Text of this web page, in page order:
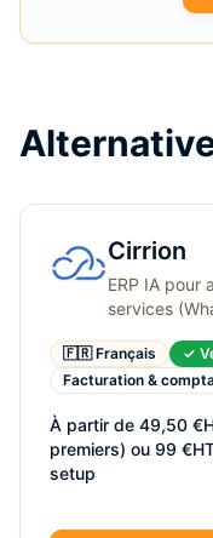
Cirrion
ERP IA pour
services
🇫🇷 Français ✓
Facturation &
À partir de 49,50
premiers) ou 99
setup